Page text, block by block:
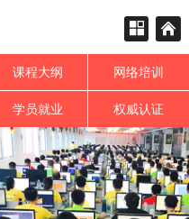
课程大纲 网络培训
学员就业 权威认证